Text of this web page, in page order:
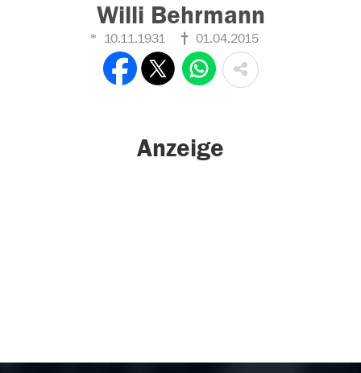
Willi Behrmann
10.11.1931 01.04.2015
Anzeige